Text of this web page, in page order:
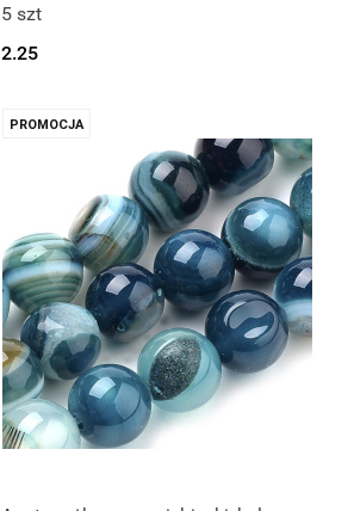
5 szt
2.25
PROMOCJA